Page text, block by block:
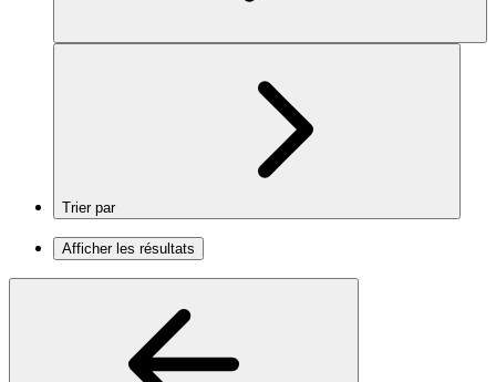
Trier par
Afficher les résultats